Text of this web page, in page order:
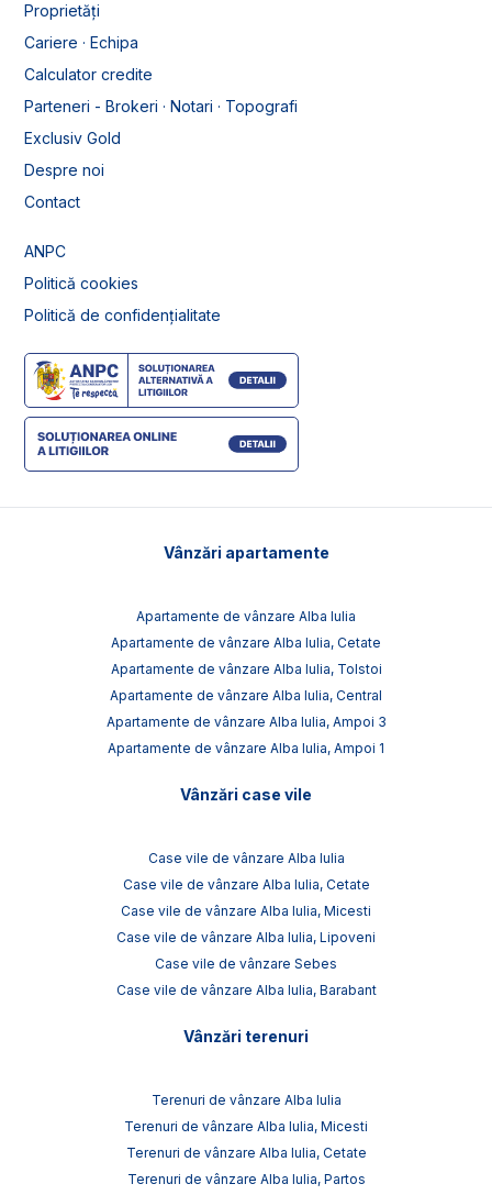
Proprietăți
Cariere · Echipa
Calculator credite
Parteneri - Brokeri · Notari · Topografi
Exclusiv Gold
Despre noi
Contact
ANPC
Politică cookies
Politică de confidențialitate
Vânzări apartamente
Apartamente de vânzare Alba Iulia
Apartamente de vânzare Alba Iulia, Cetate
Apartamente de vânzare Alba Iulia, Tolstoi
Apartamente de vânzare Alba Iulia, Central
Apartamente de vânzare Alba Iulia, Ampoi 3
Apartamente de vânzare Alba Iulia, Ampoi 1
Vânzări case vile
Case vile de vânzare Alba Iulia
Case vile de vânzare Alba Iulia, Cetate
Case vile de vânzare Alba Iulia, Micesti
Case vile de vânzare Alba Iulia, Lipoveni
Case vile de vânzare Sebes
Case vile de vânzare Alba Iulia, Barabant
Vânzări terenuri
Terenuri de vânzare Alba Iulia
Terenuri de vânzare Alba Iulia, Micesti
Terenuri de vânzare Alba Iulia, Cetate
Terenuri de vânzare Alba Iulia, Partos